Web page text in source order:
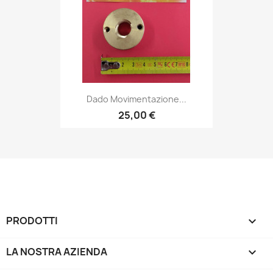
Dado Movimentazione...
25,00 €
PRODOTTI 
LA NOSTRA AZIENDA 